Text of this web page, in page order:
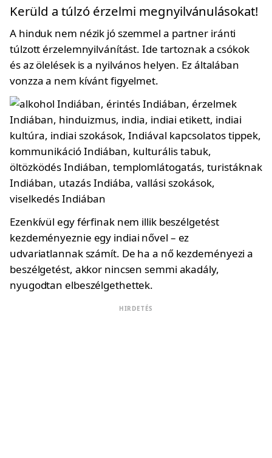
Kerüld a túlzó érzelmi megnyilvánulásokat!
A hinduk nem nézik jó szemmel a partner iránti
túlzott érzelemnyilvánítást. Ide tartoznak a csókok
és az ölelések is a nyilvános helyen. Ez általában
vonzza a nem kívánt figyelmet.
Ezenkívül egy férfinak nem illik beszélgetést
kezdeményeznie egy indiai nővel – ez
udvariatlannak számít. De ha a nő kezdeményezi a
beszélgetést, akkor nincsen semmi akadály,
nyugodtan elbeszélgethettek.
HIRDETÉS